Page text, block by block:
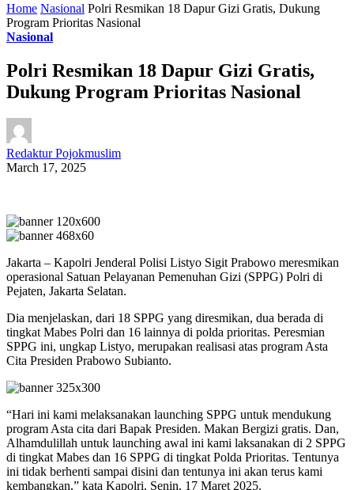
Home Nasional Polri Resmikan 18 Dapur Gizi Gratis, Dukung
Program Prioritas Nasional
Nasional
Polri Resmikan 18 Dapur Gizi Gratis,
Dukung Program Prioritas Nasional
Redaktur Pojokmuslim
March 17, 2025
Jakarta – Kapolri Jenderal Polisi Listyo Sigit Prabowo meresmikan
operasional Satuan Pelayanan Pemenuhan Gizi (SPPG) Polri di
Pejaten, Jakarta Selatan.
Dia menjelaskan, dari 18 SPPG yang diresmikan, dua berada di
tingkat Mabes Polri dan 16 lainnya di polda prioritas. Peresmian
SPPG ini, ungkap Listyo, merupakan realisasi atas program Asta
Cita Presiden Prabowo Subianto.
“Hari ini kami melaksanakan launching SPPG untuk mendukung
program Asta cita dari Bapak Presiden. Makan Bergizi gratis. Dan,
Alhamdulillah untuk launching awal ini kami laksanakan di 2 SPPG
di tingkat Mabes dan 16 SPPG di tingkat Polda Prioritas. Tentunya
ini tidak berhenti sampai disini dan tentunya ini akan terus kami
kembangkan,” kata Kapolri, Senin, 17 Maret 2025.